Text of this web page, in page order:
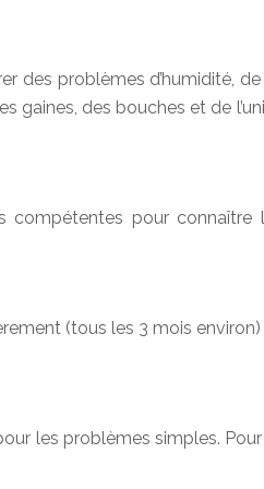
des problèmes d’humidité,
des bouches et de
compétentes pour connaître
(tous les 3 mois
les problèmes simples.